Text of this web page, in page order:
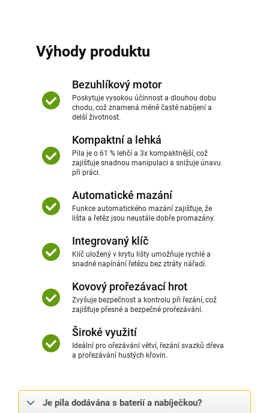
Výhody produktu
Bezuhlíkový motor
Poskytuje vysokou účinnost a dlouhou dobu
chodu, což znamená méně časté nabíjení a
delší životnost.
Kompaktní a lehká
Pila je o 61 % lehčí a 3x kompaktnější, což
zajišťuje snadnou manipulaci a snižuje únavu
při práci.
Automatické mazání
Funkce automatického mazání zajišťuje, že
lišta a řetěz jsou neustále dobře promazány.
Integrovaný klíč
Klíč uložený v krytu lišty umožňuje rychlé a
snadné napínání řetězu bez ztráty nářadí.
Kovový prořezávací hrot
Zvyšuje bezpečnost a kontrolu při řezání, což
zajišťuje přesné a bezpečné prořezávání.
Široké využití
Ideální pro ořezávání větví, řezání svazků dřeva
a prořezávání hustých křovin.
Je pila dodávána s baterií a nabíječkou?